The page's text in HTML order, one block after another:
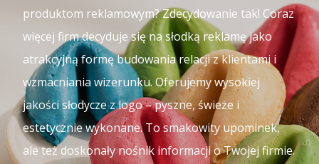
produktom reklamowym? Zdecydowanie tak! Coraz
więcej firm decyduje się na słodką reklamę jako
atrakcyjną formę budowania relacji z klientami i
wzmacniania wizerunku. Oferujemy wysokiej
jakości słodycze z logo – pyszne, świeże i
estetycznie wykonane. To smakowity upominek,
ale też doskonały nośnik informacji o Twojej firmie.